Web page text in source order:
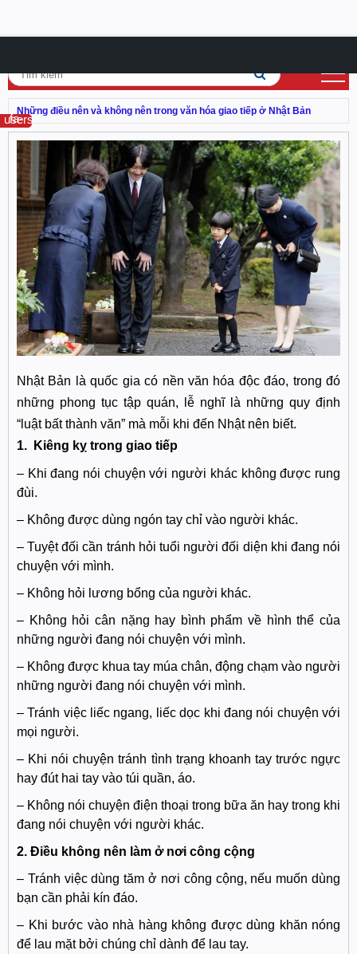
Những điều nên và không nên trong văn hóa giao tiếp ở Nhật Bản
Nhật Bản là quốc gia có nền văn hóa độc đáo, trong đó
những phong tục tập quán, lễ nghĩ là những quy định
“luật bất thành văn” mà mỗi khi đến Nhật nên biết.
1.
Kiêng kỵ trong giao tiếp
– Khi đang nói chuyện với người khác không được rung
đùi.
– Không được dùng ngón tay chỉ vào người khác.
– Tuyệt đối cần tránh hỏi tuổi người đối diện khi đang nói
chuyện với mình.
– Không hỏi lương bổng của người khác.
– Không hỏi cân nặng hay bình phẩm về hình thể của
những người đang nói chuyện với mình.
– Không được khua tay múa chân, động chạm vào người
những người đang nói chuyện với mình.
– Tránh việc liếc ngang, liếc dọc khi đang nói chuyện với
mọi người.
– Khi nói chuyện tránh tình trạng khoanh tay trước ngực
hay đút hai tay vào túi quần, áo.
– Không nói chuyện điện thoại trong bữa ăn hay trong khi
đang nói chuyện với người khác.
2. Điều không nên làm ở nơi công cộng
– Tránh việc dùng tăm ở nơi công cộng, nếu muốn dùng
bạn cần phải kín đáo.
– Khi bước vào nhà hàng không được dùng khăn nóng
để lau mặt bởi chúng chỉ dành để lau tay.
fa-users